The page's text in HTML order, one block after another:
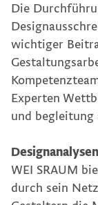
Die
wichtiger
Experten
und begleitung
Designanalysen
WEI SRAUM
durch sein